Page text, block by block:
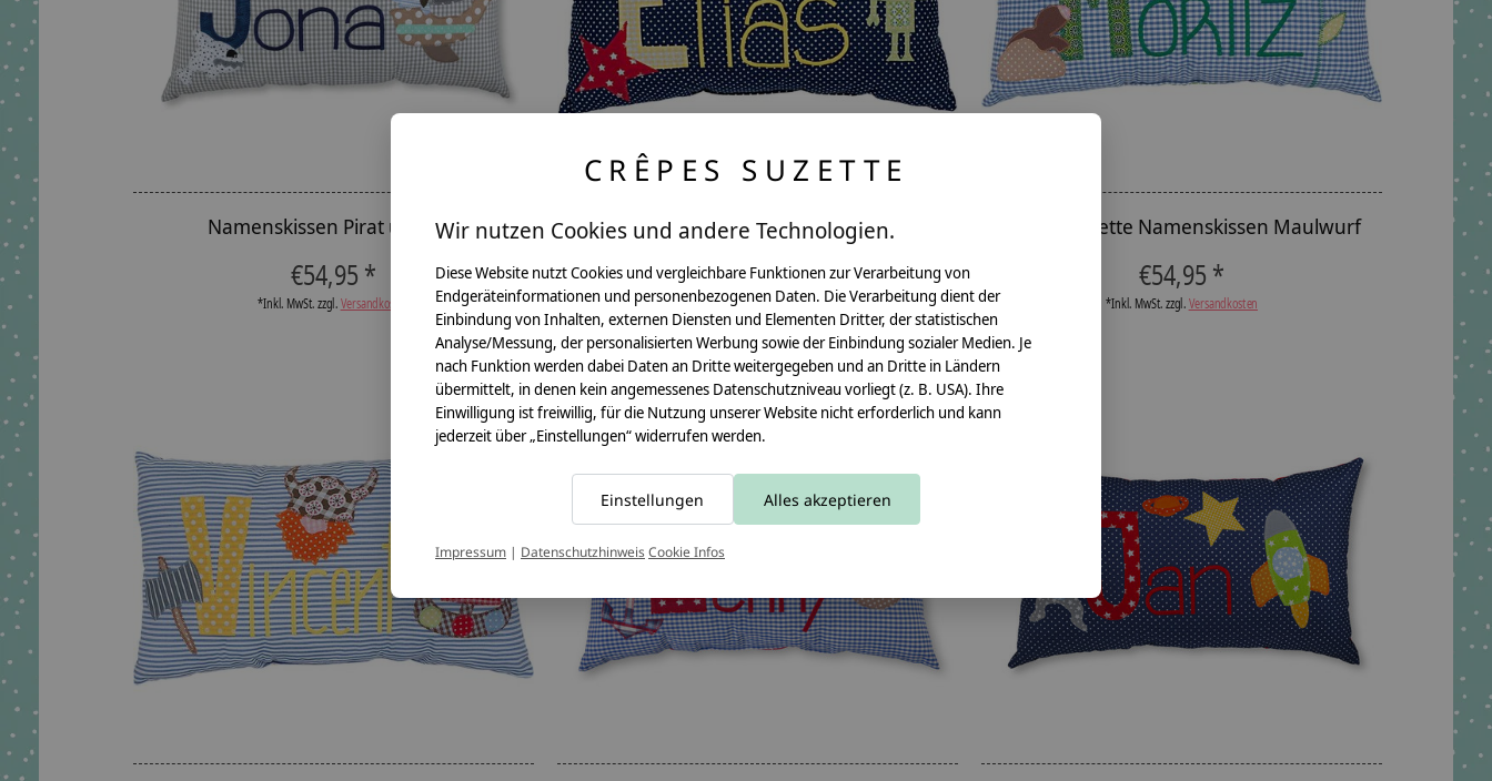
Namenskissen Pirat und Hai
€54,95 *
*Inkl. MwSt. zzgl.Versandkosten
crêpes suzette Namenskissen mit Roboter
€54,95 *
*Inkl. MwSt. zzgl.Versandkosten
crêpes suzette Namenskissen Maulwurf
€54,95 *
*Inkl. MwSt. zzgl.Versandkosten
CRÊPES SUZETTE
Wir nutzen Cookies und andere Technologien.
Diese Website nutzt Cookies und vergleichbare Funktionen zur Verarbeitung von
Endgeräteinformationen und personenbezogenen Daten. Die Verarbeitung dient der
Einbindung von Inhalten, externen Diensten und Elementen Dritter, der statistischen
Analyse/Messung, der personalisierten Werbung sowie der Einbindung sozialer Medien. Je
nach Funktion werden dabei Daten an Dritte weitergegeben und an Dritte in Ländern
übermittelt, in denen kein angemessenes Datenschutzniveau vorliegt (z. B. USA). Ihre
Einwilligung ist freiwillig, für die Nutzung unserer Website nicht erforderlich und kann
jederzeit über „Einstellungen“ widerrufen werden.
Einstellungen Alles akzeptieren
Impressum | DatenschutzhinweisCookie Infos